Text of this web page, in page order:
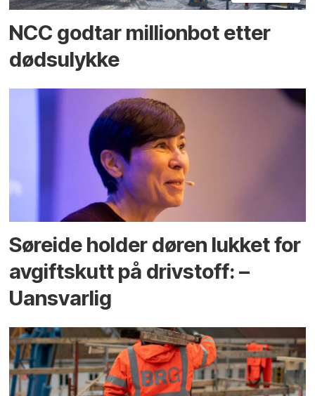
NCC godtar millionbot etter
dødsulykke
Søreide holder døren lukket for
avgiftskutt på drivstoff: –
Uansvarlig